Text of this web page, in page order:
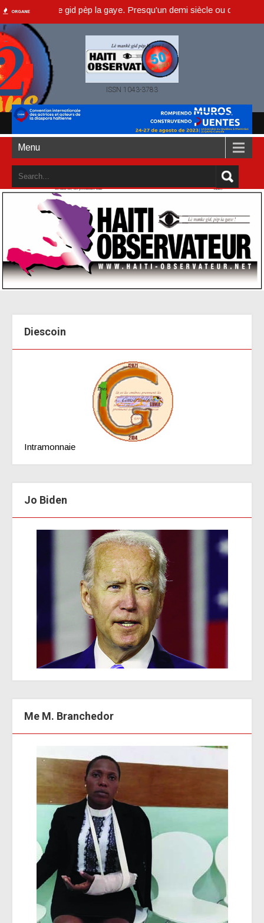
ORGANE
manke gid pèp la gaye. Presqu'un demi siècle ou dans un an
ISSN 1043-3783
Menu
Diescoin
Intramonnaie
Jo Biden
Me M. Branchedor